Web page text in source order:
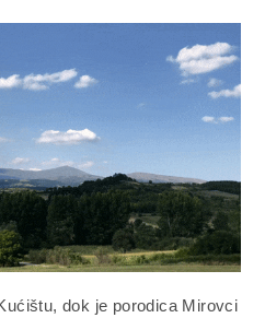
dok je porodica Mirovci